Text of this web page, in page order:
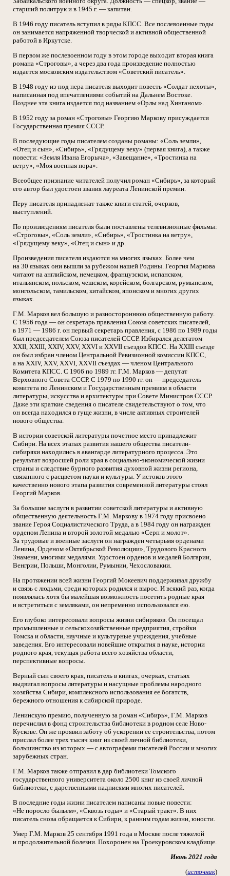
старший политрук и в 1945 г. — капитан.
В 1946 году писатель вступил в ряды КПСС. Все послевоенные годы
он занимается напряженной творческой и активной общественной
работой в Иркутске.
В первом же послевоенном году в этом городе выходит вторая книга
романа «Строговы», а через два года произведение полностью
издается московским издательством «Советский писатель».
В 1948 году из-под пера писателя выходит повесть «Солдат пехоты»,
написанная под впечатлениями событий на Дальнем Востоке.
Позднее эта книга издается под названием «Орлы над Хинганом».
В 1952 году за роман «Строговы» Георгию Маркову присуждается
Государственная премия СССР.
В последующие годы писателем созданы романы: «Соль земли»,
«Отец и сын», «Сибирь», «Грядущему веку» (первая книга), а также
повести: «Земля Ивана Егорыча», «Завещание», «Тростинка на
ветру», «Моя военная пора».
Всеобщее признание читателей получил роман «Сибирь», за который
его автор был удостоен звания лауреата Ленинской премии.
Перу писателя принадлежат также книги статей, очерков,
выступлений.
По произведениям писателя были поставлены телевизионные фильмы:
«Строговы», «Соль земли», «Сибирь», «Тростинка на ветру»,
«Грядущему веку», «Отец и сын» и др.
Произведения писателя издаются на многих языках. Более чем
на 30 языках они вышли за рубежом нашей Родины. Георгия Маркова
читают на английском, немецком, французском, испанском,
итальянском, польском, чешском, корейском, болгарском, румынском,
монгольском, тамильском, китайском, японском и многих других
языках.
Г.М. Марков вел большую и разностороннюю общественную работу.
С 1956 года — он секретарь правления Союза советских писателей,
в 1971 — 1986 г. он первый секретарь правления, с 1986 по 1989 годы
был председателем Союза писателей СССР. Избирался делегатом
XXII, XXIII, XXIV, XXV, XXVI и XXVII съездов КПСС. На XXIII съезде
он был избран членом Центральной Ревизионной комиссии КПСС,
а на XXIV, XXV, XXVI, XXVII съездах — членом Центрального
Комитета КПСС. С 1966 по 1989 гг. Г.М. Марков — депутат
Верховного Совета СССР. С 1979 по 1990 гг. он — председатель
комитета по Ленинским и Государственным премиям в области
литературы, искусства и архитектуры при Совете Министров СССР.
Даже эти краткие сведения о писателе свидетельствуют о том, что
он всегда находился в гуще жизни, в числе активных строителей
нового общества.
В истории советской литературы почетное место принадлежит
Сибири. На всех этапах развития нашего общества писатели-
сибиряки находились в авангарде литературного процесса. Это
результат возросшей роли края в социально-экономической жизни
страны и следствие бурного развития духовной жизни региона,
связанного с расцветом науки и культуры. У истоков этого
качественно нового этапа развития современной литературы стоял
Георгий Марков.
За большие заслуги в развитии советской литературы и активную
общественную деятельность Г.М. Маркову в 1974 году присвоено
звание Героя Социалистического Труда, а в 1984 году он награжден
орденом Ленина и второй золотой медалью «Серп и молот».
За трудовые и военные заслуги он награжден четырьмя орденами
Ленина, Орденом «Октябрьской Революции», Трудового Красного
Знамени, многими медалями. Удостоен орденов и медалей Болгарии,
Венгрии, Польши, Монголии, Румынии, Чехословакии.
На протяжении всей жизни Георгий Мокеевич поддерживал дружбу
и связь с людьми, среди которых родился и вырос. И всякий раз, когда
появлялась хотя бы малейшая возможность посетить родные края
и встретиться с земляками, он непременно использовался ею.
Его глубоко интересовали вопросы жизни сибиряков. Он посещал
промышленные и сельскохозяйственные предприятия, стройки
Томска и области, научные и культурные учреждения, учебные
заведения. Его интересовали новейшие открытия в науке, истории
родного края, текущая работа всего хозяйства области,
перспективные вопросы.
Верный сын своего края, писатель в книгах, очерках, статьях
выдвигал вопросы литературы и насущные проблемы народного
хозяйства Сибири, комплексного использования ее богатств,
бережного отношения к сибирской природе.
Ленинскую премию, полученную за роман «Сибирь», Г.М. Марков
перечислил в фонд строительства библиотеки в родном селе Ново-
Кускове. Он же проявил заботу об ускорении ее строительства, потом
прислал более трех тысяч книг из своей личной библиотеки,
большинство из которых — с автографами писателей России и многих
зарубежных стран.
Г.М. Марков также отправил в дар библиотеки Томского
государственного университета около 2500 книг из своей личной
библиотеки, с дарственными надписями многих писателей.
В последние годы жизни писателем написаны новые повести:
«Не поросло быльем», «Сквозь годы» и «Старый тракт». В них
писатель снова обращается к Сибири, к ранним годам жизни, юности.
Умер Г.М. Марков 25 сентября 1991 года в Москве после тяжелой
и продолжительной болезни. Похоронен на Троекуровском кладбище.
Июнь 2021 года
(источник)